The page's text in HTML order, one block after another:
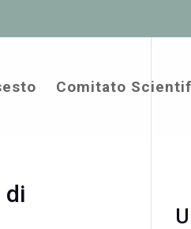
Comitato
di